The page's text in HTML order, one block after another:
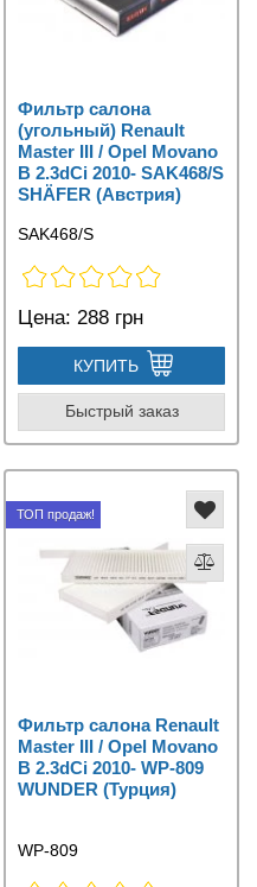
Фильтр салона
(угольный) Renault
Master III / Opel Movano
B 2.3dCi 2010- SAK468/S
SHÄFER (Австрия)
SAK468/S
Цена: 288 грн
КУПИТЬ
Быстрый заказ
ТОП продаж!
Фильтр салона Renault
Master III / Opel Movano
B 2.3dCi 2010- WP-809
WUNDER (Турция)
WP-809